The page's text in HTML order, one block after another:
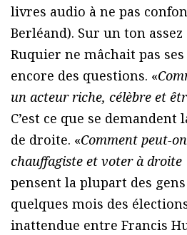
livres audio à ne pas
Berléand). Sur un ton
Ruquier ne mâchait pas
encore des questions. «
un acteur riche, célèbre et
C’est ce que se
de droite. «Comment peut-
chauffagiste et voter à droite
pensent la plupart des
quelques mois des
inattendue entre Francis